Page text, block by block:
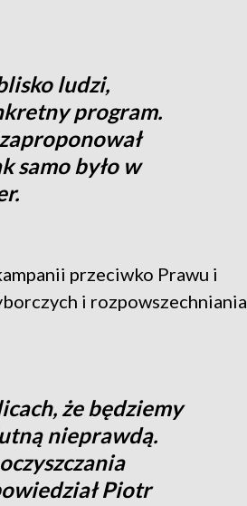
ludzi,
program.
samo było w
przeciwko Prawu i
i rozpowszechniania
że będziemy
nieprawdą.
Piotr